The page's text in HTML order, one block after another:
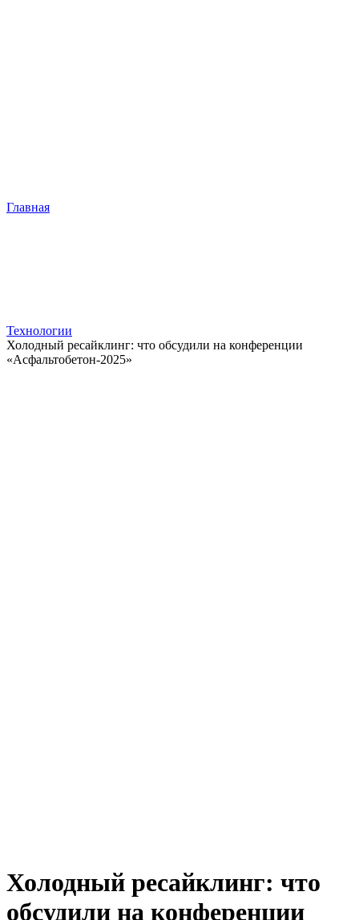
Главная
Технологии
Холодный ресайклинг: что обсудили на конференции
«Асфальтобетон-2025»
Холодный ресайклинг: что
обсудили на конференции